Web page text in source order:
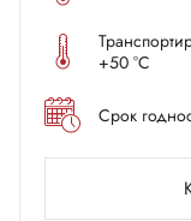
+50 °С
Срок